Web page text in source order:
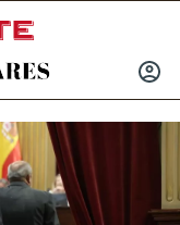
INICIAR